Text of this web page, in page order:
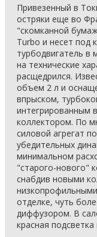
Привезенный в
остряки еще во
"скомканной
Turbo и несет под
турбодвигатель в
на технические
расщедрился.
объем 2 л и
впрыском,
интегрированным
коллектором. По
силовой агрегат
убедительных
минимальном
"старого-нового"
снабдив новыми
отделке, чуть
диффузором. В
красная